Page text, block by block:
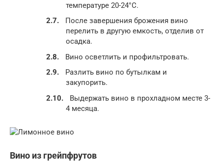
температуре 20-24°C.
После завершения брожения вино
перелить в другую емкость, отделив от
осадка.
Вино осветлить и профильтровать.
Разлить вино по бутылкам и
закупорить.
Выдержать вино в прохладном месте 3-
4 месяца.
Вино из грейпфрутов